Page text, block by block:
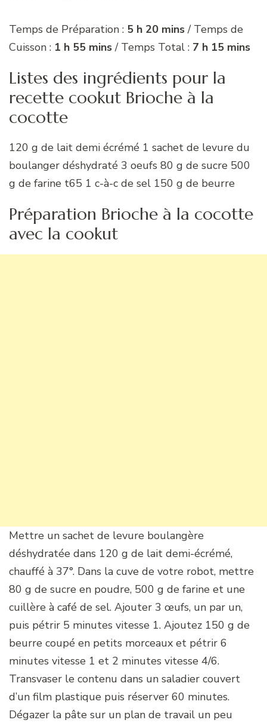
Temps de Préparation : 5 h 20 mins/ Temps de
Cuisson : 1 h 55 mins/ Temps Total : 7 h 15 mins
Listes des ingrédients pour la
recette cookut Brioche à la
cocotte
120 g de lait demi écrémé 1 sachet de levure du
boulanger déshydraté 3 oeufs 80 g de sucre 500
g de farine t65 1 c-à-c de sel 150 g de beurre
Préparation Brioche à la cocotte
avec la cookut
Mettre un sachet de levure boulangère
déshydratée dans 120 g de lait demi-écrémé,
chauffé à 37°. Dans la cuve de votre robot, mettre
80 g de sucre en poudre, 500 g de farine et une
cuillère à café de sel. Ajouter 3 œufs, un par un,
puis pétrir 5 minutes vitesse 1. Ajoutez 150 g de
beurre coupé en petits morceaux et pétrir 6
minutes vitesse 1 et 2 minutes vitesse 4/6.
Transvaser le contenu dans un saladier couvert
d’un film plastique puis réserver 60 minutes.
Dégazer la pâte sur un plan de travail un peu